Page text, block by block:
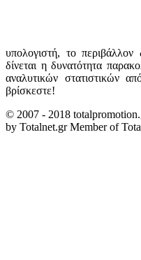
υπολογιστή, το
δίνεται η δυνατότητα
αναλυτικών στατιστικών
βρίσκεστε!
© 2007 - 2018
by Totalnet.gr Member of